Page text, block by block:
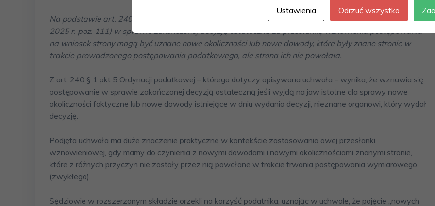
Na podstawie art. 240 § 1 pkt 5 ustawy z dnia 29 sierpnia 1997 r. – Ordynacja podatkowa (Dz. U. z
2025 r. poz. 111) w sprawie zakończonej decyzją ostateczną za przesłankę wznowienia postępowania
na wniosek strony mogą być uznane nowe okoliczności lub nowe dowody, które były znane stronie w
trakcie prowadzonego postępowania podatkowego, ale strona ich nie powołała.
Z art. 240 § 1 pkt 5 Ordynacji podatkowej – którego dotyczy opisywana uchwała – wynika, że wznawia się
postępowanie w sprawie zakończonej decyzją ostateczną jeśli wyjdą na jaw istotne dla sprawy nowe
okoliczności faktyczne lub nowe dowody istniejące w dniu wydania decyzji, nieznane organowi, który wydał
decyzję.
Podjęta uchwała ma duże znaczenie praktyczne w kontekście zastosowania owej przesłanki
wznowieniowej, gdy mamy do czynienia z nowymi dowodami i nowymi okolicznościami znanymi stronie,
które z różnych przyczyn nie zostały przez nią powołane w trakcie trwania postępowania wymiarowego
(zwykłego).
Sędziowie w rozszerzonym składzie orzekli na korzyść podatnika, uznając w uchwale, że pojęcie „nowych
Ustawienia Odrzuć wszystko